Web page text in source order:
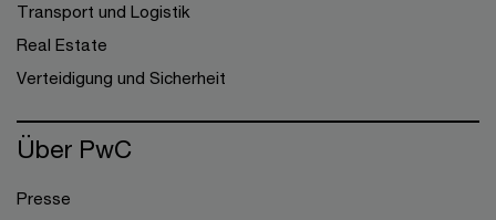
Transport und Logistik
Real Estate
Verteidigung und Sicherheit
Über PwC
Presse